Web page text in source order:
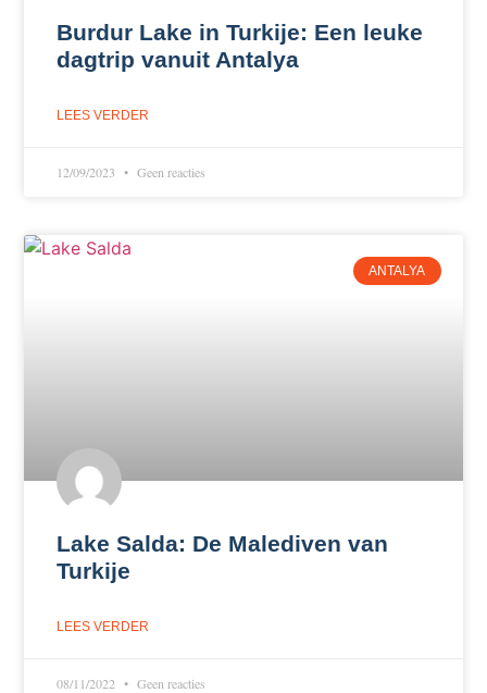
Burdur Lake in Turkije: Een leuke
dagtrip vanuit Antalya
LEES VERDER
12/09/2023 Geen reacties
ANTALYA
Lake Salda: De Malediven van
Turkije
LEES VERDER
08/11/2022 Geen reacties